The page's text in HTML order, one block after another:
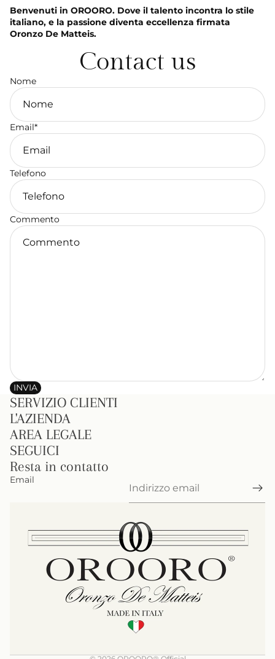
Benvenuti in OROORO. Dove il talento incontra lo stile
italiano, e la passione diventa eccellenza firmata
Oronzo De Matteis.
Contact us
Nome
Email*
Telefono
Commento
INVIA
SERVIZIO CLIENTI
L'AZIENDA
AREA LEGALE
SEGUICI
Resta in contatto
Email